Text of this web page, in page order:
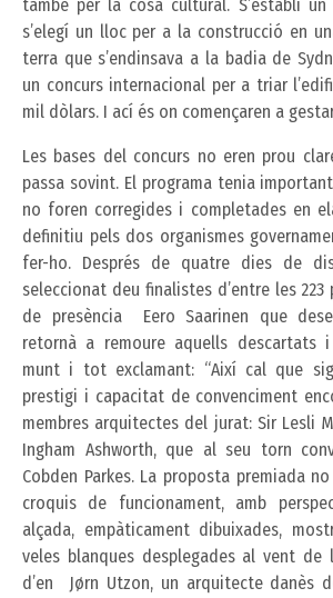
també per la cosa cultural. S’establí un
s’elegí un lloc per a la construcció en
terra que s’endinsava a la badia de
un concurs internacional per a triar
mil dòlars. I ací és on començaren a
Les bases del concurs no eren prou
passa sovint. El programa tenia
no foren corregides i completades en
definitiu pels dos organismes
fer-ho. Després de quatre dies de
seleccionat deu finalistes d’entre les
de presència Eero Saarinen que
retornà a remoure aquells descartats i
munt i tot exclamant: “Així cal que
prestigi i capacitat de convenciment
membres arquitectes del jurat: Sir Lesli
Ingham Ashworth, que al seu torn
Cobden Parkes. La proposta premiada
croquis de funcionament, amb
alçada, empàticament dibuixades,
veles blanques desplegades al vent de
d’en Jørn Utzon, un arquitecte danès